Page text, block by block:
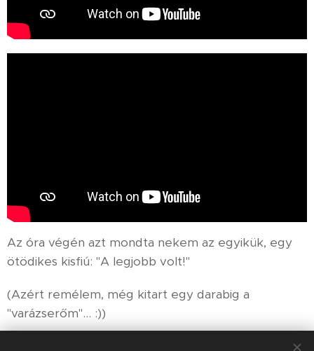
Az óra végén azt mondta nekem az egyikük, egy
ötödikes kisfiú: "A legjobb volt!"
(Azért remélem, még kitart egy darabig a
"varázserőm"... :))